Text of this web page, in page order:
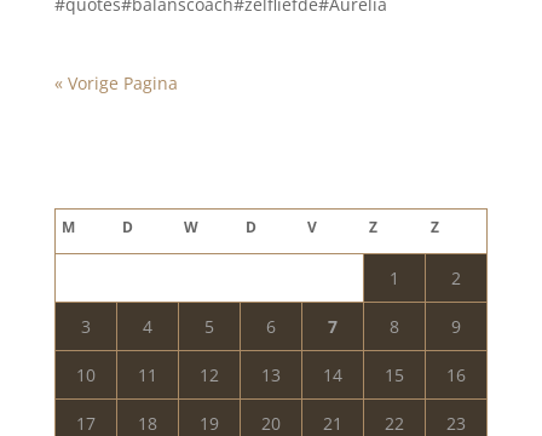
« Vorige Pagina
M D W D V Z Z
1 2
3 4 5 6 7 8 9
10 11 12 13 14 15 16
17 18 19 20 21 22 23